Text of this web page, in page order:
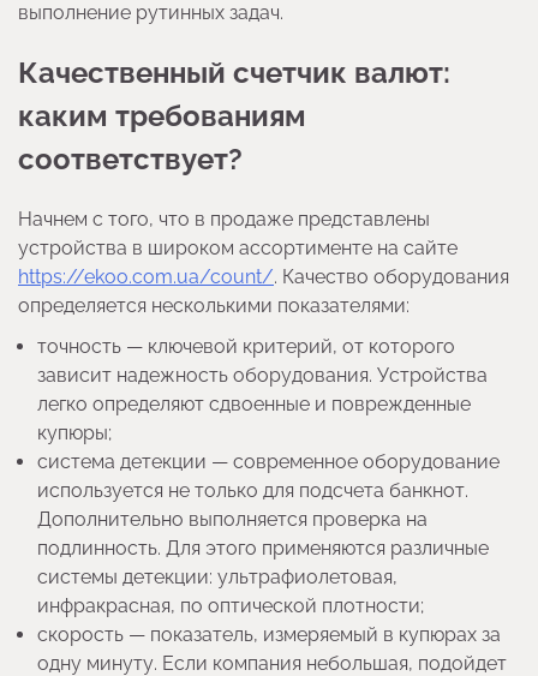
выполнение рутинных задач.
Качественный счетчик валют:
каким требованиям
соответствует?
Начнем с того, что в продаже представлены
устройства в широком ассортименте на сайте
https://ekoo.com.ua/count/. Качество оборудования
определяется несколькими показателями:
точность — ключевой критерий, от которого
зависит надежность оборудования. Устройства
легко определяют сдвоенные и поврежденные
купюры;
система детекции — современное оборудование
используется не только для подсчета банкнот.
Дополнительно выполняется проверка на
подлинность. Для этого применяются различные
системы детекции: ультрафиолетовая,
инфракрасная, по оптической плотности;
скорость — показатель, измеряемый в купюрах за
одну минуту. Если компания небольшая, подойдет